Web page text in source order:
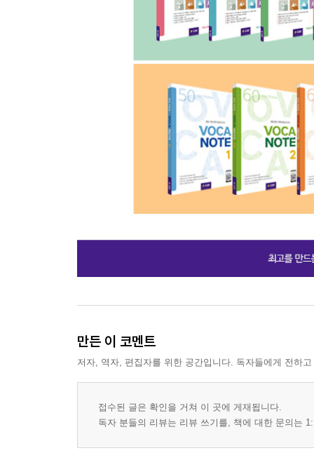
만든 이 코멘트
저자, 역자, 편집자를 위한 공간입니다. 독자들에게 전하
접수된 글은 확인을 거쳐 이 곳에 게재됩니다.
독자 분들의 리뷰는 리뷰 쓰기를, 책에 대한 문의는